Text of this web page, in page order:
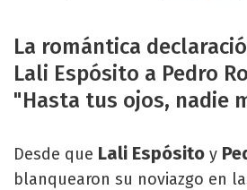
La romántica
Lali Espósito a Pedro
"Hasta tus ojos, nadie
Desde que Lali Espósito y
blanquearon su noviazgo en